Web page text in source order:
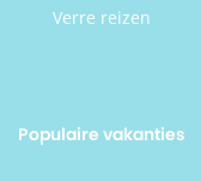
Verre reizen
Populaire vakanties